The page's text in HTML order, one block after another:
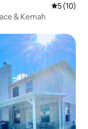
5 av 5 i
5 (10)
& Kemah